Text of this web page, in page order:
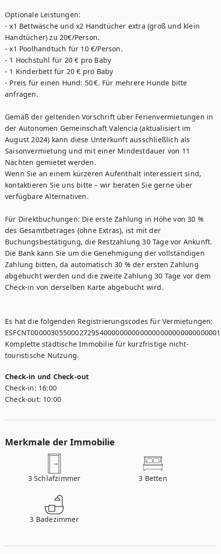
Optionale Leistungen:
- x1 Bettwäsche und x2 Handtücher extra (groß und klein
Handtücher) zu 20€/Person.
- x1 Poolhandtuch für 10 €/Person.
- 1 Hochstuhl für 20 € pro Baby
- 1 Kinderbett für 20 € pro Baby
- Preis für einen Hund: 50 €. Für mehrere Hunde bitte
anfragen.
Gemäß der geltenden Vorschrift über Ferienvermietungen in
der Autonomen Gemeinschaft Valencia (aktualisiert im
August 2024) kann diese Unterkunft ausschließlich als
Saisonvermietung und mit einer Mindestdauer von 11
Nächten gemietet werden.
Wenn Sie an einem kürzeren Aufenthalt interessiert sind,
kontaktieren Sie uns bitte – wir beraten Sie gerne über
verfügbare Alternativen.
Für Direktbuchungen: Die erste Zahlung in Höhe von 30 %
des Gesamtbetrages (ohne Extras), ist mit der
Buchungsbestätigung, die Restzahlung 30 Tage vor Ankunft.
Die Bank kann Sie um die Genehmigung der vollständigen
Zahlung bitten, da automatisch 30 % der ersten Zahlung
abgebucht werden und die zweite Zahlung 30 Tage vor dem
Check-in von derselben Karte abgebucht wird.
Es hat die folgenden Registrierungscodes für Vermietungen:
Komplette städtische Immobilie für kurzfristige nicht-
touristische Nutzung.
Check-in und Check-out
Check-in: 16:00
Check-out: 10:00
Merkmale der Immobilie
3 Schlafzimmer 3 Betten
3 Badezimmer